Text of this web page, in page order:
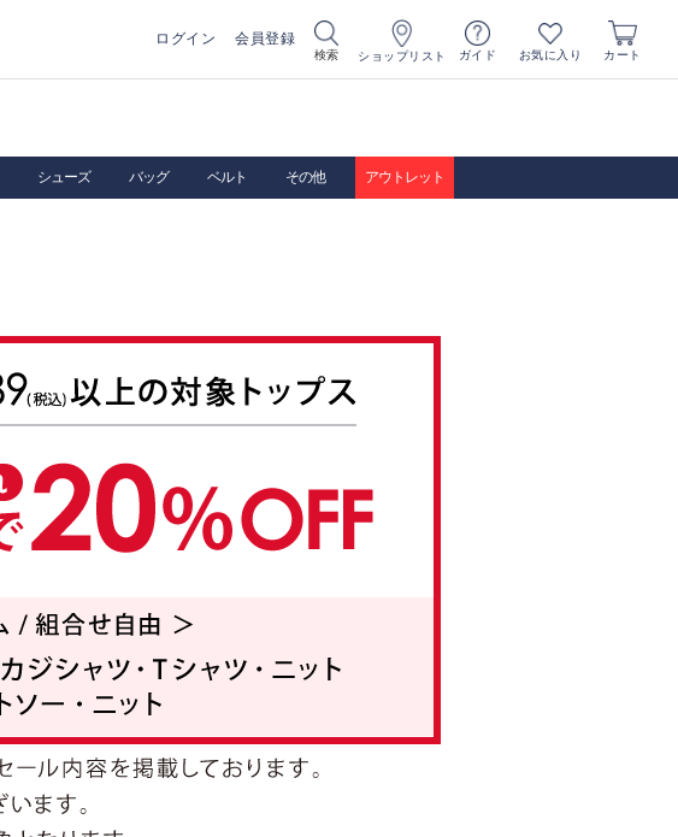
ログイン 会員登録
検索 ショップリスト ガイド お気に入り カート
シューズ バッグ ベルト その他 アウトレット